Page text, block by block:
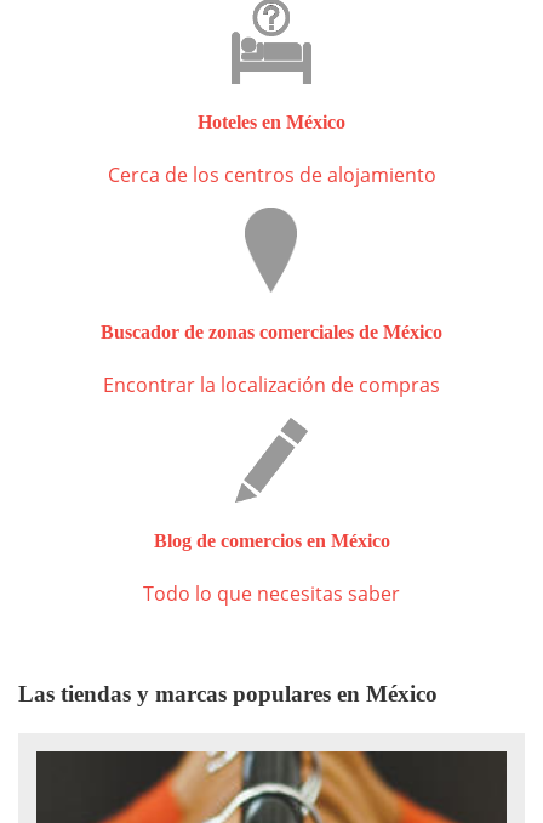
Hoteles en México
Cerca de los centros de alojamiento
Buscador de zonas comerciales de México
Encontrar la localización de compras
Blog de comercios en México
Todo lo que necesitas saber
Las tiendas y marcas populares en México